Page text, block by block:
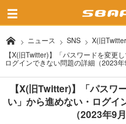
ニュース SNS X(旧
【X(旧Twitter)】「パスワードを変更
ログインできない問題の詳細（2023
【X(旧Twitter)】「パスワ
い」から進めない・ログイ
（2023年9